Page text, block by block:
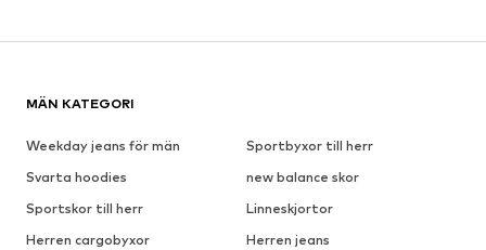
MÄN KATEGORI
Weekday jeans för män
Sportbyxor till herr
Svarta hoodies
new balance skor
Sportskor till herr
Linneskjortor
Herren cargobyxor
Herren jeans